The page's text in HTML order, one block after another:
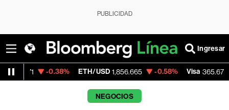
PUBLICIDAD
Ingresar
ETH/USD 1,856.665 -0.58% Visa 365.67 -0.13%
NEGOCIOS